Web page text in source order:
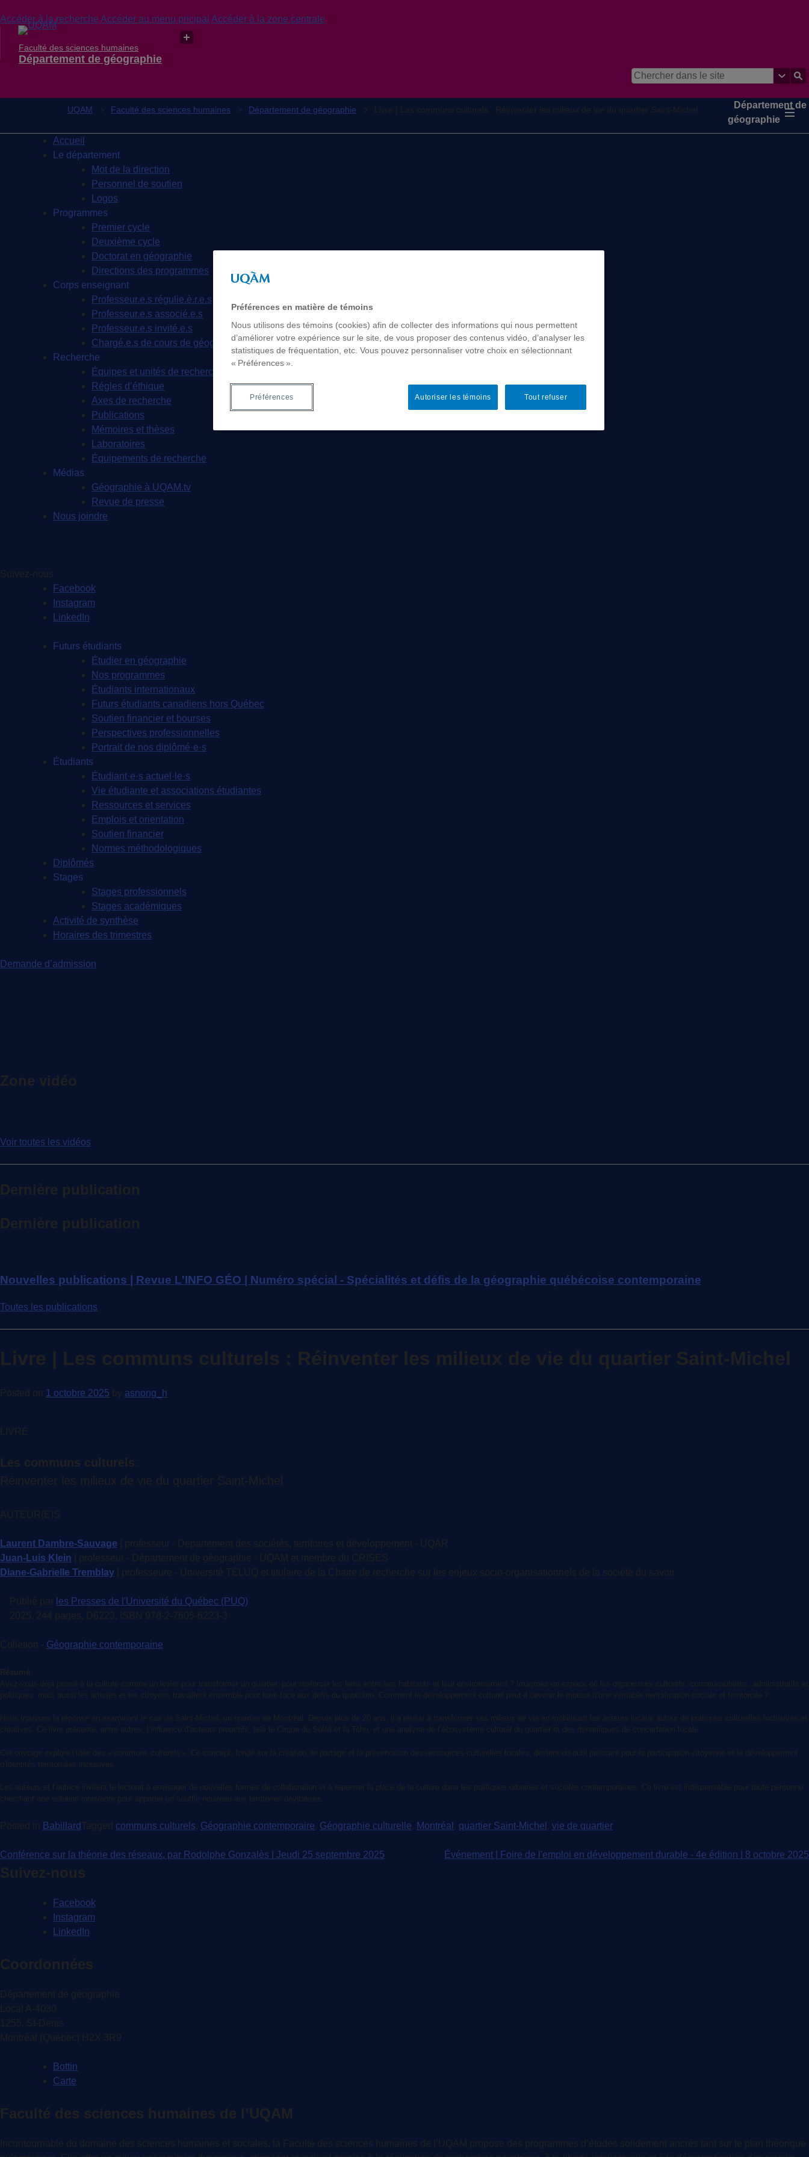
Accéder à la recherche Accéder au menu pricipal Accéder à la zone centrale
Faculté des sciences humaines
Département de géographie
UQAM Faculté des sciences humaines Département de géographie Livre | Les communs culturels : Réinventer les milieux de vie du quartier Saint-Michel
Département de
géographie
Accueil
Le département
Mot de la direction
Personnel de soutien
Logos
Programmes
Premier cycle
Deuxième cycle
Doctorat en géographie
Directions des programmes
Corps enseignant
Professeur.e.s régulie.è.r.e.s
Professeur.e.s associé.e.s
Professeur.e.s invité.e.s
Chargé.e.s de cours de géographie
Recherche
Équipes et unités de recherche
Régles d’éthique
Axes de recherche
Publications
Mémoires et thèses
Laboratoires
Équipements de recherche
Médias
Géographie à UQAM.tv
Revue de presse
Nous joindre
Suivez-nous
Facebook
Instagram
LinkedIn
Futurs étudiants
Étudier en géographie
Nos programmes
Étudiants internationaux
Futurs étudiants canadiens hors Québec
Soutien financier et bourses
Perspectives professionnelles
Portrait de nos diplômé·e·s
Étudiants
Étudiant·e·s actuel·le·s
Vie étudiante et associations étudiantes
Ressources et services
Emplois et orientation
Soutien financier
Normes méthodologiques
Diplômés
Stages
Stages professionnels
Stages académiques
Activité de synthèse
Horaires des trimestres
Demande d’admission
Zone vidéo
Voir toutes les vidéos
Dernière publication
Dernière publication
Nouvelles publications | Revue L'INFO GÉO | Numéro spécial - Spécialités et défis de la géographie québécoise contemporaine
Toutes les publications
Livre | Les communs culturels : Réinventer les milieux de vie du quartier Saint-Michel
Posted on 1 octobre 2025 by asnong_h
LIVRE
Les communs culturels:
Réinventer les milieux de vie du quartier Saint-Michel
AUTEUR(E)S
Laurent Dambre-Sauvage | professeur - Département des sociétés, territoires et développement - UQAR
Juan-Luis Klein | professeur - Département de géographie - UQAM et membre du CRISES
Diane-Gabrielle Tremblay | professeure - Université TÉLUQ et titulaire de la Chaire de recherche sur les enjeux socio-organisationnels de la société du savoir
Publié par
les Presses de l'Université du Québec (PUQ)
2025, 244 pages, D6223, ISBN 978-2-7605-6223-3
Colletion - Géographie contemporaine
Résumé
Avez-vous déjà pensé à la culture comme un levier pour transformer un quartier, pour renforcer les liens entre ses habitants et leur environnement ? Imaginez un espace où les organismes culturels, communautaires, administratifs et
politiques, mais aussi les artistes et les citoyens travaillent ensemble pour faire face aux défis du quotidien. Comment le développement culturel peut-il devenir le moteur d’une véritable revitalisation sociale et territoriale ?
Nous trouvons la réponse en examinant le cas de Saint-Michel, un quartier de Montréal. Depuis plus de 20 ans, il a réussi à transformer ses milieux de vie en mobilisant les acteurs locaux autour de pratiques culturelles inclusives et
créatives. Ce livre présente, entre autres, l’influence d’acteurs proactifs, tels le Cirque du Soleil et la Tohu, et une analyse de l’écosystème culturel du quartier et des dynamiques de concertation locale.
Cet ouvrage explore l’idée des « communs culturels ». Ce concept, fondé sur la création, le partage et la préservation des ressources culturelles locales, devient un outil puissant pour la participation citoyenne et le développement
d’identités territoriales inclusives.
Les auteurs et l’autrice invitent le lectorat à envisager de nouvelles formes de collaboration et à repenser la place de la culture dans les politiques urbaines et sociales contemporaines. Ce livre est indispensable pour toute personne
cherchant une solution innovante pour apporter un souffle nouveau aux territoires dévitalisés.
Posted in Babillard Tagged communs culturels, Géographie contemporaire, Géographie culturelle, Montréal , quartier Saint-Michel , vie de quartier
Navigation
de
l'article
Conférence sur la théorie des réseaux, par Rodolphe Gonzalès | Jeudi 25 septembre 2025 Événement | Foire de l'emploi en développement durable - 4e édition | 8 octobre 2025
Suivez-nous
Facebook
Instagram
LinkedIn
Coordonnées
Département de géographie
Local A-4030
1255, St-Denis
Montréal (Québec) H2X 3R9
Bottin
Carte
Faculté des sciences humaines de l’UQAM
Incontournable du domaine des sciences humaines et sociales, la Faculté des sciences humaines de l’UQAM propose des programmes d’études solidement ancrés tant sur le plan théorique
Préférences en matière de témoins
Nous utilisons des témoins (cookies) afin de collecter des informations qui nous permettent
d’améliorer votre expérience sur le site, de vous proposer des contenus vidéo, d’analyser les
statistiques de fréquentation, etc. Vous pouvez personnaliser votre choix en sélectionnant
« Préférences ».
Tout refuser
Autoriser les témoins
Préférences